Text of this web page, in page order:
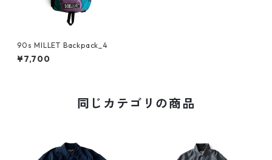
90s MILLET Backpack_4
¥7,700
同じカテゴリの商品